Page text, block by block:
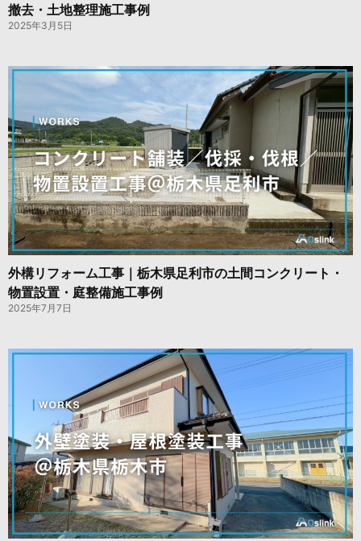
撤去・土地整理施工事例
2025年3月5日
外構リフォーム工事｜栃木県足利市の土間コンクリート・
物置設置・庭整備施工事例
2025年7月7日